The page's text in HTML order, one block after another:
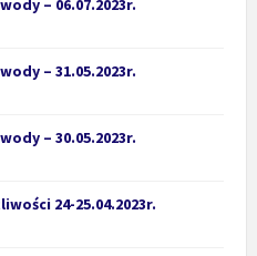
– 06.07.2023r.
– 31.05.2023r.
– 30.05.2023r.
24-25.04.2023r.